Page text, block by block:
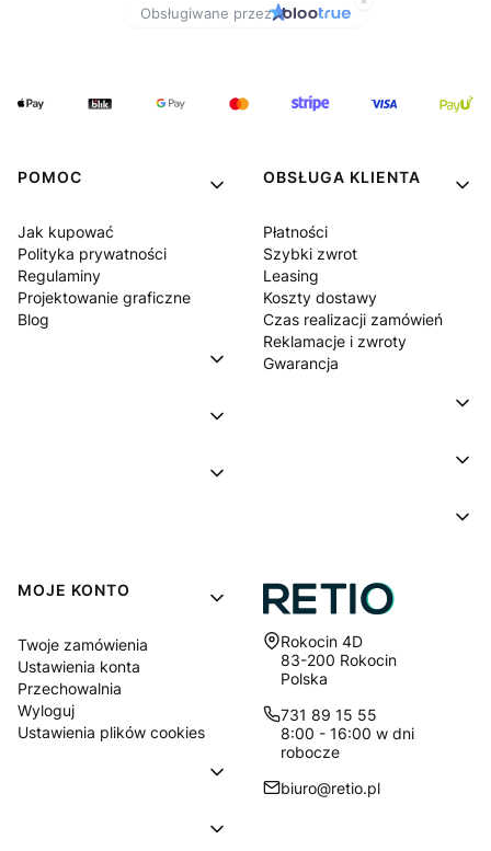
POMOC
Jak kupować
Polityka prywatności
Regulaminy
Projektowanie graficzne
Blog
OBSŁUGA KLIENTA
Płatności
Szybki zwrot
Leasing
Koszty dostawy
Czas realizacji zamówień
Reklamacje i zwroty
Gwarancja
MOJE KONTO
Twoje zamówienia
Ustawienia konta
Przechowalnia
Wyloguj
Ustawienia plików cookies
Adres:
Rokocin 4D
83-200 Rokocin
Polska
731 89 15 55
8:00 - 16:00 w dni
robocze
biuro@retio.pl